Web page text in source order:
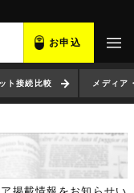
お申込
ト接続比較 メディア